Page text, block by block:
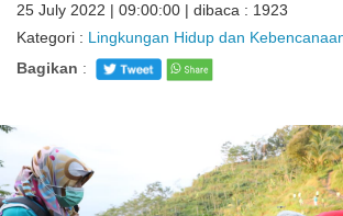
25 July 2022 | 09:00:00 | dibaca : 1923
Kategori : Lingkungan Hidup dan
Bagikan :